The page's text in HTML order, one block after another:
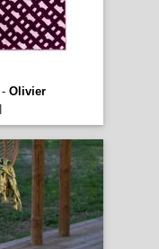
Olivier